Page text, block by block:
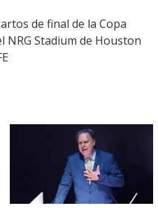
de final de la Copa
NRG Stadium de Houston